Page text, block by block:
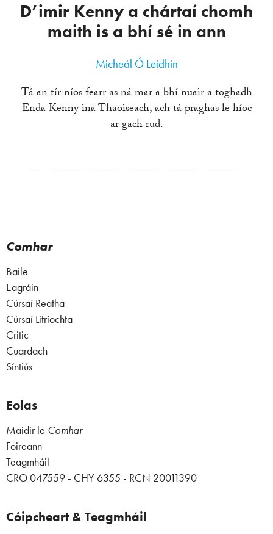
D’imir Kenny a chártaí chomh
maith is a bhí sé in ann
Micheál Ó Leidhin
Tá an tír níos fearr as ná mar a bhí nuair a toghadh
Enda Kenny ina Thaoiseach, ach tá praghas le híoc
ar gach rud.
Comhar
Baile
Eagráin
Cúrsaí Reatha
Cúrsaí Litríochta
Critic
Cuardach
Síntiús
Eolas
Maidir le Comhar
Foireann
Teagmháil
CRO 047559 - CHY 6355 - RCN 20011390
Cóipcheart & Teagmháil